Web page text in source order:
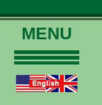
MENU
Touren